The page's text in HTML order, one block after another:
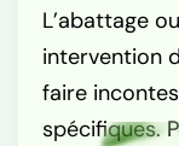
L’abattage
intervention
faire
spécifiques.